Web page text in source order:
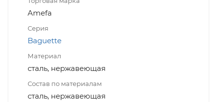
Amefa
Серия
Baguette
Материал
сталь, нержавеющая
Состав по материалам
сталь, нержавеющая